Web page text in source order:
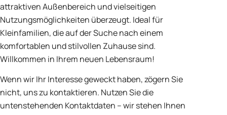
attraktiven Außenbereich und vielseitigen
Nutzungsmöglichkeiten überzeugt. Ideal für
Kleinfamilien, die auf der Suche nach einem
komfortablen und stilvollen Zuhause sind.
Willkommen in Ihrem neuen Lebensraum!
Wenn wir Ihr Interesse geweckt haben, zögern Sie
nicht, uns zu kontaktieren. Nutzen Sie die
untenstehenden Kontaktdaten – wir stehen Ihnen